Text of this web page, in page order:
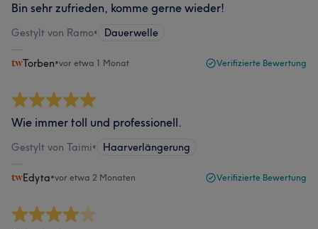
Bin sehr zufrieden, komme gerne wieder!
Gestylt von Ramo• Dauerwelle
Torben•vor etwa 1 Monat Verifizierte Bewertung
Wie immer toll und professionell.
Gestylt von Taimi• Haarverlängerung
Edyta•vor etwa 2 Monaten Verifizierte Bewertung